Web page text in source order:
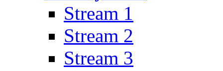
Stream 1
Stream 2
Stream 3